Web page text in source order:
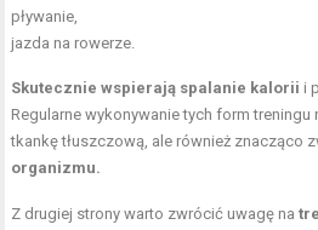
pływanie,
jazda na rowerze.
Skutecznie wspierają spalanie kalorii i
Regularne wykonywanie tych form
tkankę tłuszczową, ale również znacząco
organizmu.
Z drugiej strony warto zwrócić uwagę na